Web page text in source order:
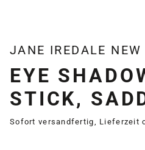
JANE IREDALE NEW
EYE
STICK,
Sofort versandfertig, Lieferzeit